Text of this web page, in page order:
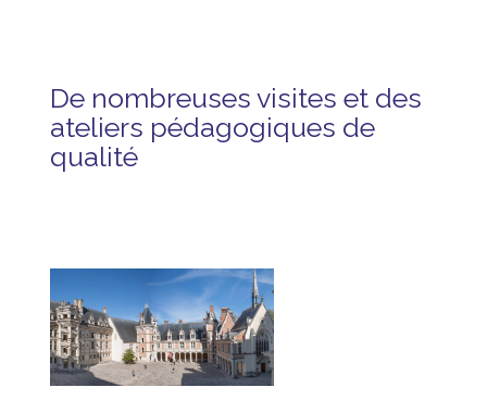
De nombreuses visites et des
ateliers pédagogiques de
qualité